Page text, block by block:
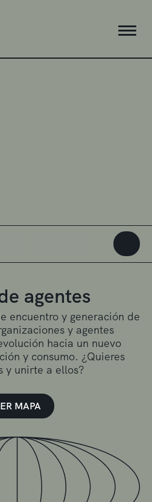
agentes
encuentro y generación de
y agentes
hacia un nuevo
y consumo. ¿Quieres
y unirte a ellos?
MAPA